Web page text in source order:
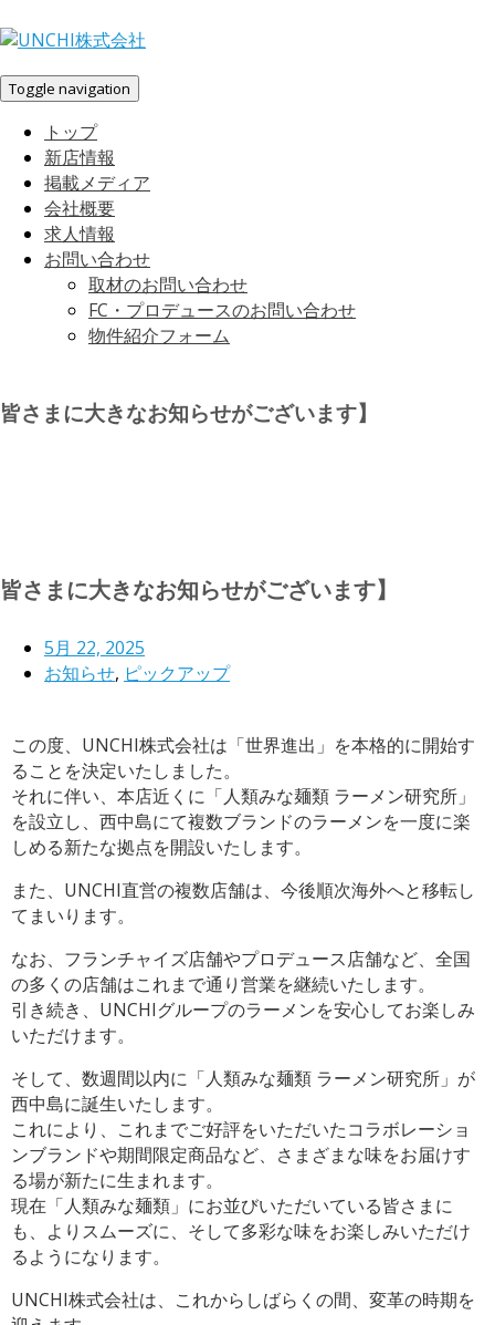
Toggle navigation
トップ
新店情報
掲載メディア
会社概要
求人情報
お問い合わせ
取材のお問い合わせ
FC・プロデュースのお問い合わせ
物件紹介フォーム
皆さまに大きなお知らせがございます】
皆さまに大きなお知らせがございます】
5月 22, 2025
お知らせ, ピックアップ
この度、UNCHI株式会社は「世界進出」を本格的に開始す
ることを決定いたしました。
それに伴い、本店近くに「人類みな麺類 ラーメン研究所」
を設立し、西中島にて複数ブランドのラーメンを一度に楽
しめる新たな拠点を開設いたします。
また、UNCHI直営の複数店舗は、今後順次海外へと移転し
てまいります。
なお、フランチャイズ店舗やプロデュース店舗など、全国
の多くの店舗はこれまで通り営業を継続いたします。
引き続き、UNCHIグループのラーメンを安心してお楽しみ
いただけます。
そして、数週間以内に「人類みな麺類 ラーメン研究所」が
西中島に誕生いたします。
これにより、これまでご好評をいただいたコラボレーショ
ンブランドや期間限定商品など、さまざまな味をお届けす
る場が新たに生まれます。
現在「人類みな麺類」にお並びいただいている皆さまに
も、よりスムーズに、そして多彩な味をお楽しみいただけ
るようになります。
UNCHI株式会社は、これからしばらくの間、変革の時期を